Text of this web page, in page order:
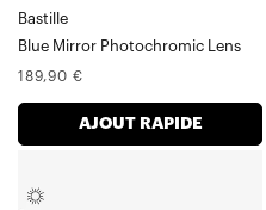
Bastille
Blue Mirror Photochromic Lens
Prix
189,90 €
AJOUT RAPIDE
Verre